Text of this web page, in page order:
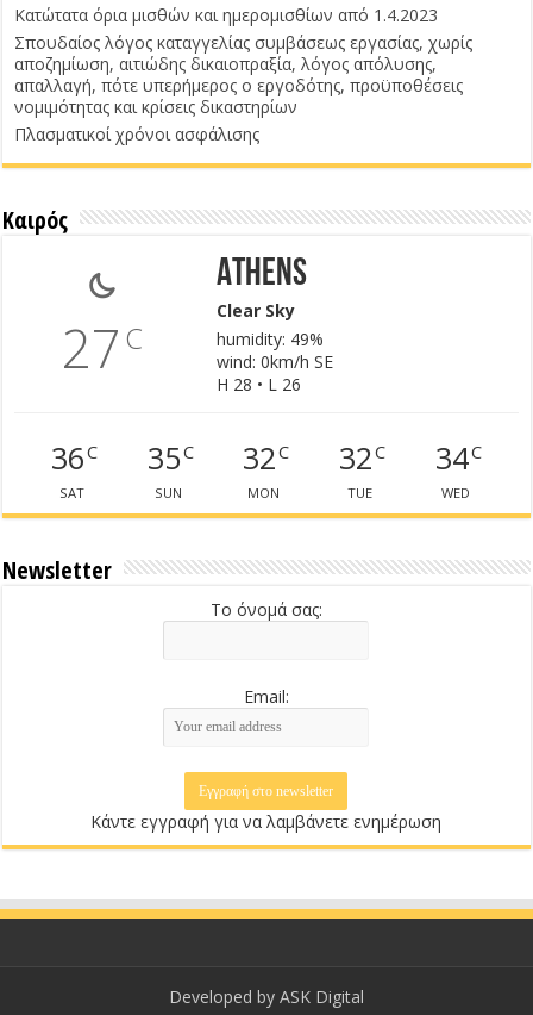
Κατώτατα όρια μισθών και ημερομισθίων από 1.4.2023
Σπουδαίος λόγος καταγγελίας συμβάσεως εργασίας, χωρίς
αποζημίωση, αιτιώδης δικαιοπραξία, λόγος απόλυσης,
απαλλαγή, πότε υπερήμερος ο εργοδότης, προϋποθέσεις
νομιμότητας και κρίσεις δικαστηρίων
Πλασματικοί χρόνοι ασφάλισης
Καιρός
27 C
Athens
Clear Sky
humidity: 49%
wind: 0km/h SE
H 28 • L 26
36C
SAT
35C
SUN
32C
MON
32C
TUE
34C
WED
Newsletter
Το όνομά σας:
Email:
Κάντε εγγραφή για να λαμβάνετε ενημέρωση
Developed by ASK Digital